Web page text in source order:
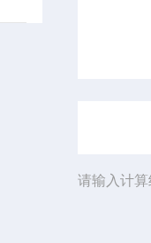
请输入计